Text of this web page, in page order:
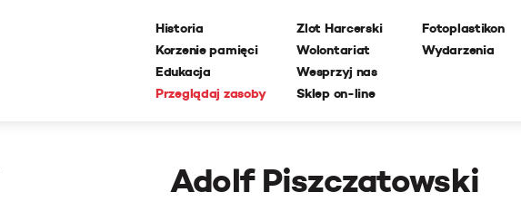
Historia
Korzenie pamięci
Edukacja
Przeglądaj zasoby
Zlot Harcerski
Wolontariat
Wesprzyj nas
Sklep on-line
Fotoplastikon
Wydarzenia
Adolf Piszczatowski